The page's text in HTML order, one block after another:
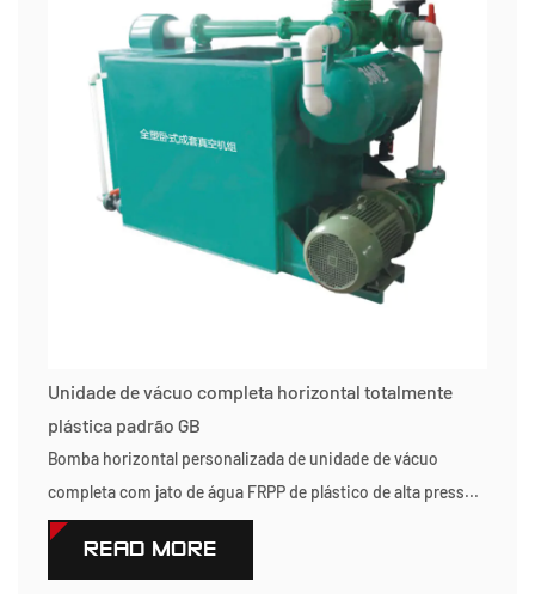
Unidade de vácuo completa horizontal totalmente
plástica padrão GB
Bomba horizontal personalizada de unidade de vácuo
completa com jato de água FRPP de plástico de alta press...
READ MORE